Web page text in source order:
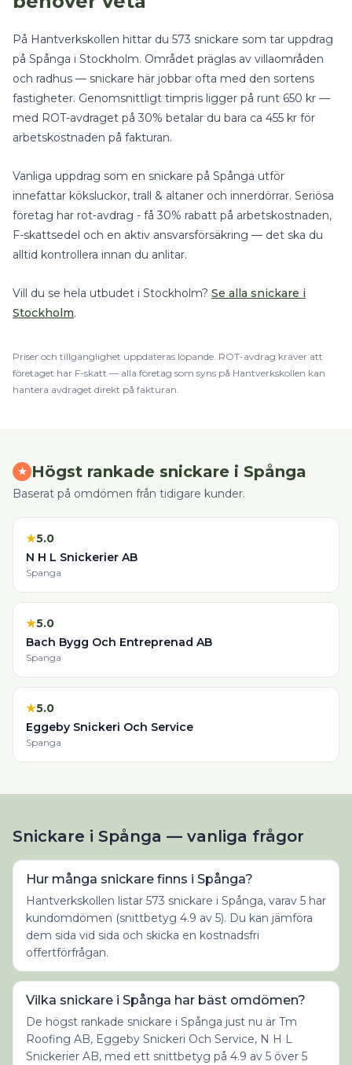
På Hantverkskollen hittar du 573 snickare som tar uppdrag
på Spånga i Stockholm. Området präglas av villaområden
och radhus — snickare här jobbar ofta med den sortens
fastigheter. Genomsnittligt timpris ligger på runt 650 kr —
med ROT-avdraget på 30% betalar du bara ca 455 kr för
arbetskostnaden på fakturan.
Vanliga uppdrag som en snickare på Spånga utför
innefattar köksluckor, trall & altaner och innerdörrar. Seriösa
företag har rot-avdrag - få 30% rabatt på arbetskostnaden,
F-skattsedel och en aktiv ansvarsförsäkring — det ska du
alltid kontrollera innan du anlitar.
Vill du se hela utbudet i Stockholm? Se alla snickare i
Stockholm.
Priser och tillgänglighet uppdateras löpande. ROT-avdrag kräver att
företaget har F-skatt — alla företag som syns på Hantverkskollen kan
hantera avdraget direkt på fakturan.
★ Högst rankade snickare i Spånga
Baserat på omdömen från tidigare kunder.
★5.0
N H L Snickerier AB
Spanga
★5.0
Bach Bygg Och Entreprenad AB
Spanga
★5.0
Eggeby Snickeri Och Service
Spanga
Snickare i Spånga — vanliga frågor
Hur många snickare finns i Spånga?
Hantverkskollen listar 573 snickare i Spånga, varav 5 har
kundomdömen (snittbetyg 4.9 av 5). Du kan jämföra
dem sida vid sida och skicka en kostnadsfri
offertförfrågan.
Vilka snickare i Spånga har bäst omdömen?
De högst rankade snickare i Spånga just nu är Tm
Roofing AB, Eggeby Snickeri Och Service, N H L
Snickerier AB, med ett snittbetyg på 4.9 av 5 över 5